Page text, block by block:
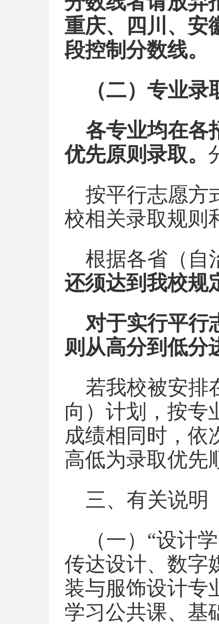
重庆、四川、安
段控制分数线。
（二）专业录
各专业均在各
优先原则录取。
按平行志愿方
校相关录取规则
根据各省（自
还须达到我校规
对于实行平行
则从高分到低分
若我校被安排
向）计划，按专
成绩相同时，依
高低为录取优先
三、有关说明
（一）“设计
传达设计、数字
装与服饰设计专
学习公共课、基